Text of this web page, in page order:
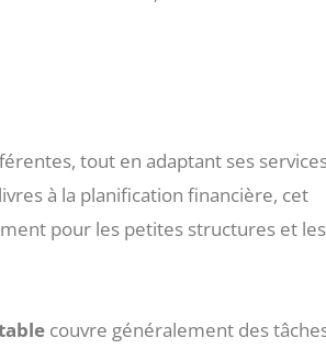
tout en adaptant ses
à la planification financière, cet
pour les petites structures et les
couvre généralement des